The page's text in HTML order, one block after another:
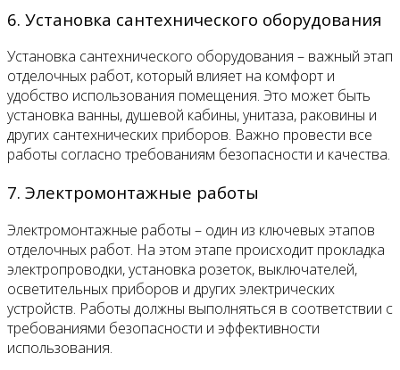
6. Установка сантехнического оборудования
Установка сантехнического оборудования – важный этап
отделочных работ, который влияет на комфорт и
удобство использования помещения. Это может быть
установка ванны, душевой кабины, унитаза, раковины и
других сантехнических приборов. Важно провести все
работы согласно требованиям безопасности и качества.
7. Электромонтажные работы
Электромонтажные работы – один из ключевых этапов
отделочных работ. На этом этапе происходит прокладка
электропроводки, установка розеток, выключателей,
осветительных приборов и других электрических
устройств. Работы должны выполняться в соответствии с
требованиями безопасности и эффективности
использования.